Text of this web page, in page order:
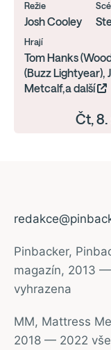
Režie
Josh Cooley
Hrají
Tom Hanks
(Buzz Lightyear),
Metcalf,a další
Čt,
Pinbacker,
magazín, 2013
vyhrazena
MM, Mattress
2018 — 2022